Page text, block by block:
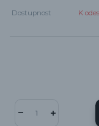
Dostupnost K